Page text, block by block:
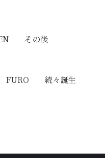
その後
FURO 続々誕生